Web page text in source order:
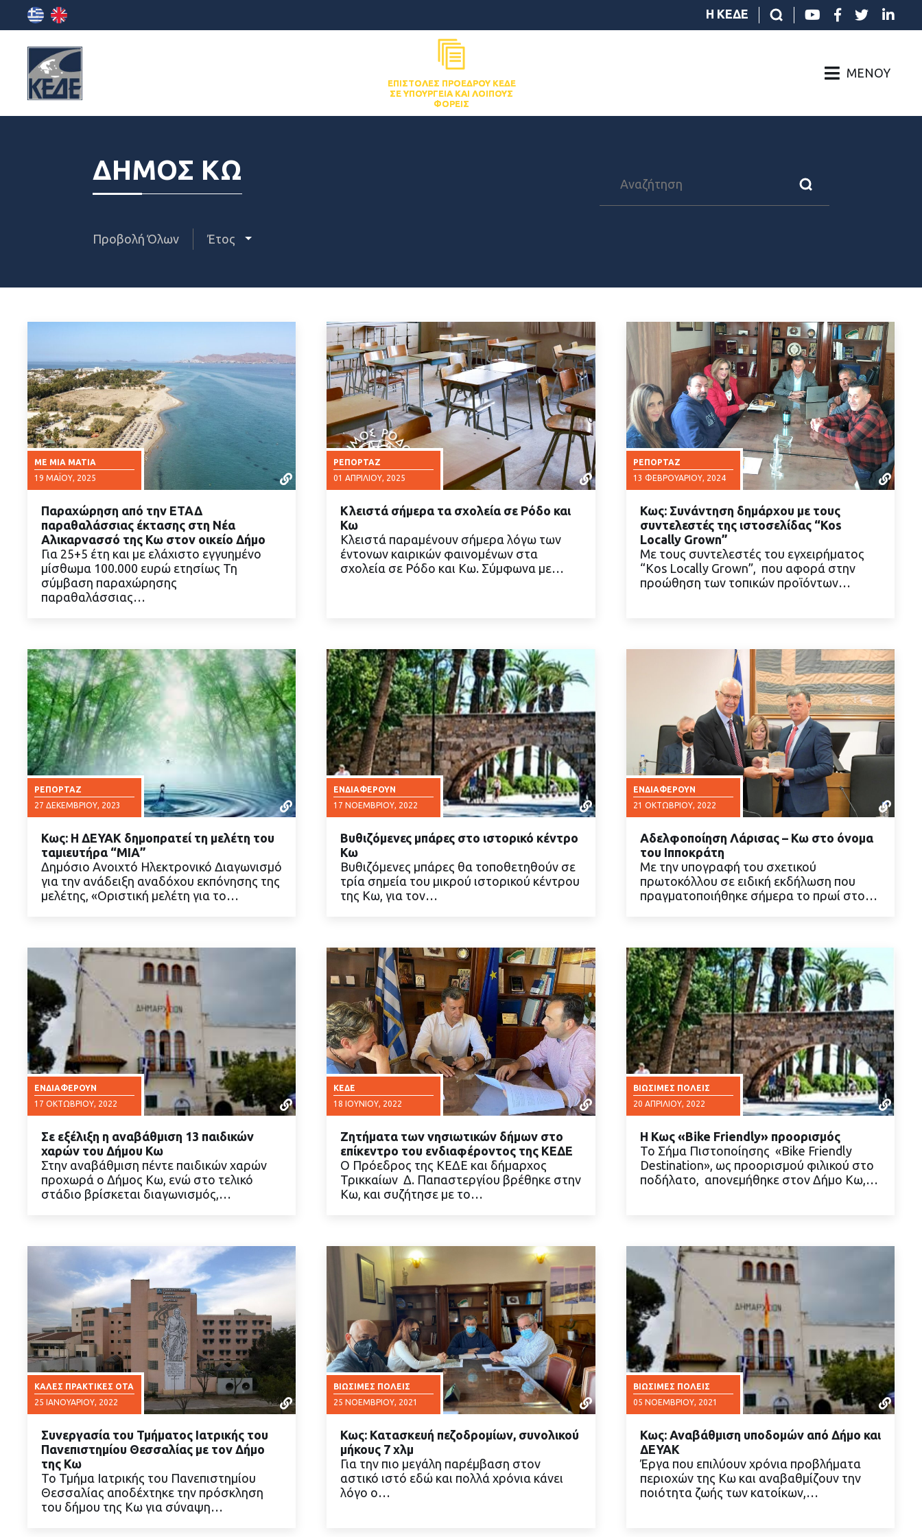
Η ΚΕΔΕ
ΕΠΙΣΤΟΛΈΣ ΠΡΟΈΔΡΟΥ ΚΕΔΕ
ΣΕ ΥΠΟΥΡΓΕΊΑ ΚΑΙ ΛΟΙΠΟΎΣ
ΦΟΡΕΊΣ
ΜΕΝΟΎ
ΔΗΜΟΣ ΚΩ
Προβολή Όλων Έτος
ΜΕ ΜΙΑ ΜΑΤΙΆ
19 ΜΑΪ́ΟΥ, 2025
ΔΙΑΒΑΣΤΕ ΠΕΡΙΣΣΟΤΕΡΑ
Παραχώρηση από την ΕΤΑΔ
παραθαλάσσιας έκτασης στη Νέα
Αλικαρνασσό της Κω στον οικείο Δήμο
Για 25+5 έτη και με ελάχιστο εγγυημένο
μίσθωμα 100.000 ευρώ ετησίως Τη
σύμβαση παραχώρησης
παραθαλάσσιας…
ΡΕΠΟΡΤΆΖ
01 ΑΠΡΙΛΊΟΥ, 2025
ΔΙΑΒΑΣΤΕ ΠΕΡΙΣΣΟΤΕΡΑ
Κλειστά σήμερα τα σχολεία σε Ρόδο και
Κω
Κλειστά παραμένουν σήμερα λόγω των
έντονων καιρικών φαινομένων στα
σχολεία σε Ρόδο και Κω. Σύμφωνα με…
ΡΕΠΟΡΤΆΖ
13 ΦΕΒΡΟΥΑΡΊΟΥ, 2024
ΔΙΑΒΑΣΤΕ ΠΕΡΙΣΣΟΤΕΡΑ
Κως: Συνάντηση δημάρχου με τους
συντελεστές της ιστοσελίδας “Kos
Locally Grown”
Με τους συντελεστές του εγχειρήματος
“Kos Locally Grown”, που αφορά στην
προώθηση των τοπικών προϊόντων…
ΡΕΠΟΡΤΆΖ
27 ΔΕΚΕΜΒΡΊΟΥ, 2023
ΔΙΑΒΑΣΤΕ ΠΕΡΙΣΣΟΤΕΡΑ
Κως: Η ΔΕΥΑΚ δημοπρατεί τη μελέτη του
ταμιευτήρα “ΜΙΑ”
Δημόσιο Ανοιχτό Ηλεκτρονικό Διαγωνισμό
για την ανάδειξη αναδόχου εκπόνησης της
μελέτης, «Οριστική μελέτη για το…
ΕΝΔΙΑΦΈΡΟΥΝ
17 ΝΟΕΜΒΡΊΟΥ, 2022
ΔΙΑΒΑΣΤΕ ΠΕΡΙΣΣΟΤΕΡΑ
Βυθιζόμενες μπάρες στο ιστορικό κέντρο
Κω
Βυθιζόμενες μπάρες θα τοποθετηθούν σε
τρία σημεία του μικρού ιστορικού κέντρου
της Κω, για τον…
ΕΝΔΙΑΦΈΡΟΥΝ
21 ΟΚΤΩΒΡΊΟΥ, 2022
ΔΙΑΒΑΣΤΕ ΠΕΡΙΣΣΟΤΕΡΑ
Αδελφοποίηση Λάρισας – Κω στο όνομα
του Ιπποκράτη
Mε την υπογραφή του σχετικού
πρωτοκόλλου σε ειδική εκδήλωση που
πραγματοποιήθηκε σήμερα το πρωί στο…
ΕΝΔΙΑΦΈΡΟΥΝ
17 ΟΚΤΩΒΡΊΟΥ, 2022
ΔΙΑΒΑΣΤΕ ΠΕΡΙΣΣΟΤΕΡΑ
Σε εξέλιξη η αναβάθμιση 13 παιδικών
χαρών του Δήμου Κω
Στην αναβάθμιση πέντε παιδικών χαρών
προχωρά ο Δήμος Κω, ενώ στο τελικό
στάδιο βρίσκεται διαγωνισμός,…
ΚΕΔΕ
18 ΙΟΥΝΊΟΥ, 2022
ΔΙΑΒΑΣΤΕ ΠΕΡΙΣΣΟΤΕΡΑ
Ζητήματα των νησιωτικών δήμων στο
επίκεντρο του ενδιαφέροντος της ΚΕΔΕ
Ο Πρόεδρος της ΚΕΔΕ και δήμαρχος
Τρικκαίων Δ. Παπαστεργίου βρέθηκε στην
Κω, και συζήτησε με το…
ΒΙΏΣΙΜΕΣ ΠΌΛΕΙΣ
20 ΑΠΡΙΛΊΟΥ, 2022
Η Κως «Bike Friendly» προορισμός
Το Σήμα Πιστοποίησης «Bike Friendly
Destination», ως προορισμού φιλικού στο
ποδήλατο, απονεμήθηκε στον Δήμο Κω,…
ΚΑΛΈΣ ΠΡΑΚΤΙΚΈΣ ΟΤΑ
25 ΙΑΝΟΥΑΡΊΟΥ, 2022
ΔΙΑΒΑΣΤΕ ΠΕΡΙΣΣΟΤΕΡΑ
Συνεργασία του Τμήματος Ιατρικής του
Πανεπιστημίου Θεσσαλίας με τον Δήμο
της Κω
Το Τμήμα Ιατρικής του Πανεπιστημίου
Θεσσαλίας αποδέχτηκε την πρόσκληση
του δήμου της Κω για σύναψη…
ΒΙΏΣΙΜΕΣ ΠΌΛΕΙΣ
25 ΝΟΕΜΒΡΊΟΥ, 2021
ΔΙΑΒΑΣΤΕ ΠΕΡΙΣΣΟΤΕΡΑ
Κως: Κατασκευή πεζοδρομίων, συνολικού
μήκους 7 χλμ
Για την πιο μεγάλη παρέμβαση στον
αστικό ιστό εδώ και πολλά χρόνια κάνει
λόγο ο…
ΒΙΏΣΙΜΕΣ ΠΌΛΕΙΣ
05 ΝΟΕΜΒΡΊΟΥ, 2021
ΔΙΑΒΑΣΤΕ ΠΕΡΙΣΣΟΤΕΡΑ
Κως: Αναβάθμιση υποδομών από Δήμο και
ΔΕΥΑΚ
Έργα που επιλύουν χρόνια προβλήματα
περιοχών της Κω και αναβαθμίζουν την
ποιότητα ζωής των κατοίκων,…